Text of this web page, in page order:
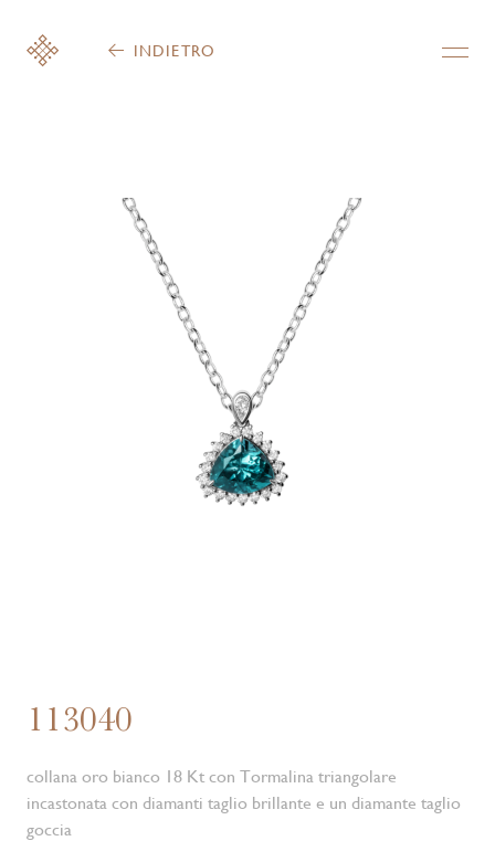
INDIETRO
113040
collana oro bianco 18 Kt con Tormalina triangolare
incastonata con diamanti taglio brillante e un diamante taglio
goccia